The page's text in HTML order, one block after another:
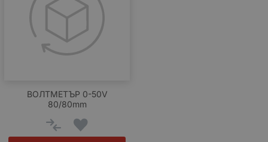
ВОЛТМЕТЪР 0-50V
80/80mm